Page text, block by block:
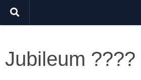
Doorgaan naar inhoud
Jubileum ????